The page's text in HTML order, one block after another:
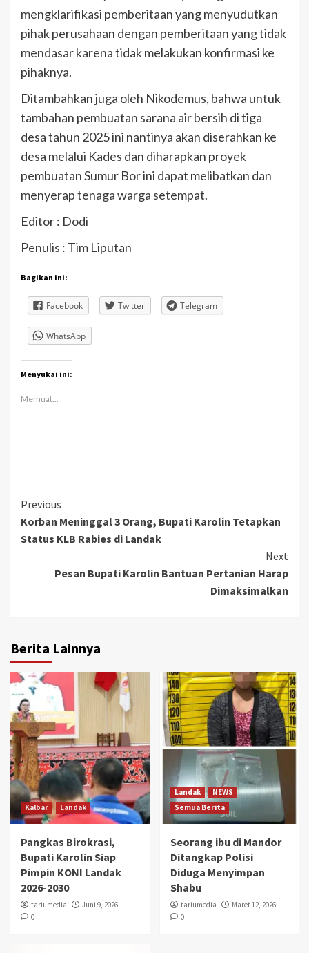
mengklarifikasi pemberitaan yang menyudutkan
pihak perusahaan dengan pemberitaan yang tidak
mendasar karena tidak melakukan konfirmasi ke
pihaknya.
Ditambahkan juga oleh Nikodemus, bahwa untuk
tambahan pembuatan sarana air bersih di tiga
desa tahun 2025 ini nantinya akan diserahkan ke
desa melalui Kades dan diharapkan proyek
pembuatan Sumur Bor ini dapat melibatkan dan
menyerap tenaga warga setempat.
Editor : Dodi
Penulis : Tim Liputan
Bagikan ini:
Facebook Twitter Telegram
WhatsApp
Menyukai ini:
Memuat...
Continue
Reading
Previous
Korban Meninggal 3 Orang, Bupati Karolin Tetapkan
Status KLB Rabies di Landak
Next
Pesan Bupati Karolin Bantuan Pertanian Harap
Dimaksimalkan
Berita Lainnya
Kalbar Landak
Pangkas Birokrasi,
Bupati Karolin Siap
Pimpin KONI Landak
2026-2030
tariumedia
Juni 9, 2026
0
Landak
NEWS
Semua Berita
Seorang ibu di Mandor
Ditangkap Polisi
Diduga Menyimpan
Shabu
tariumedia
Maret 12, 2026
0